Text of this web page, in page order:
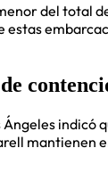
del total
estas
indicó
mantienen